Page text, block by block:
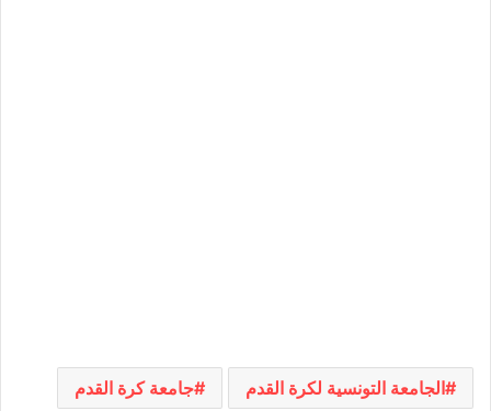
الجامعة التونسية لكرة القدم جامعة كرة القدم